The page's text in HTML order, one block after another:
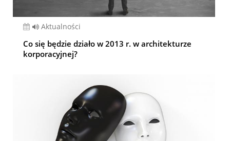
Aktualności
Co się będzie działo w 2013 r. w architekturze
korporacyjnej?